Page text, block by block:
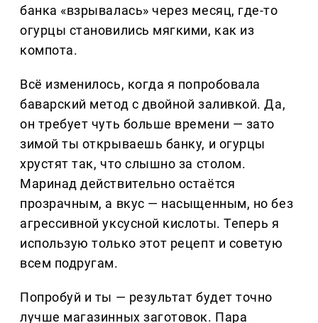
банка «взрывалась» через месяц, где-то
огурцы становились мягкими, как из
компота.
Всё изменилось, когда я попробовала
баварский метод с двойной заливкой. Да,
он требует чуть больше времени — зато
зимой ты открываешь банку, и огурцы
хрустят так, что слышно за столом.
Маринад действительно остаётся
прозрачным, а вкус — насыщенным, но без
агрессивной уксусной кислоты. Теперь я
использую только этот рецепт и советую
всем подругам.
Попробуй и ты — результат будет точно
лучше магазинных заготовок. Пара